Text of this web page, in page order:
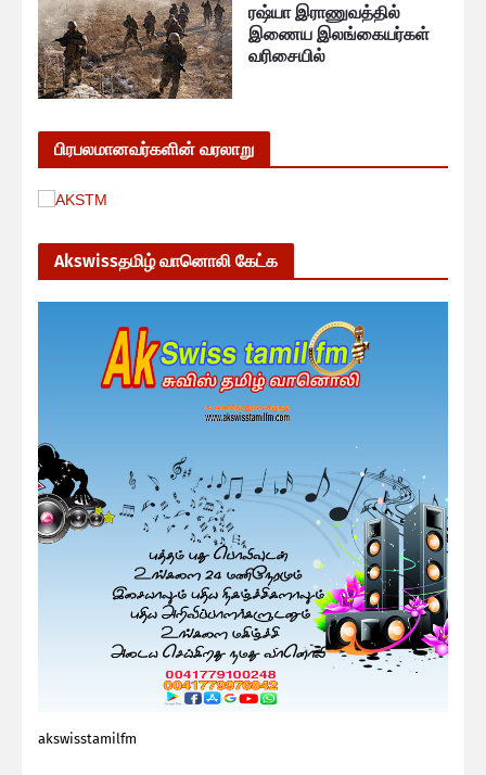
ரஷ்யா இராணுவத்தில்
இணைய இலங்கையர்கள்
வரிசையில்
பிரபலமானவர்களின் வரலாறு
Akswissதமிழ் வானொலி கேட்க
akswisstamilfm